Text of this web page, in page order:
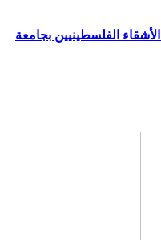
الفلسطينيين بجامعة